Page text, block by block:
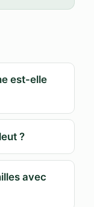
est-elle
?
avec